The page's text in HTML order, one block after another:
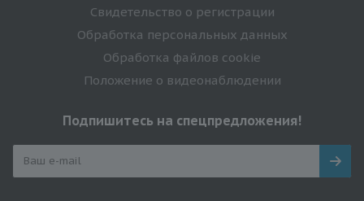
Свидетельство о регистрации
Обработка персональных данных
Обработка файлов cookie
Положение о видеонаблюдении
Подпишитесь на спецпредложения!